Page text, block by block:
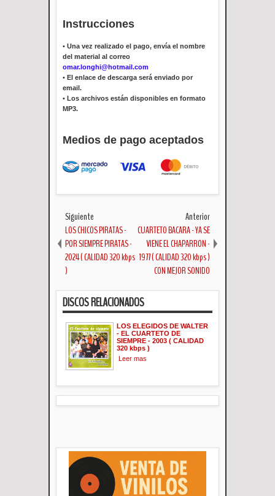
Instrucciones
• Una vez realizado el pago, envía el nombre
del material al correo
omar.longhi@hotmail.com
• El enlace de descarga será enviado por
email.
• Los archivos están disponibles en formato
MP3.
Medios de pago aceptados
Siguiente
LOS CHICOS PIRATAS -
POR SIEMPRE PIRATAS -
2024 ( CALIDAD 320 kbps
)
Anterior
CUARTETO BACARA - YA SE
VIENE EL CHAPARRON -
1977 ( CALIDAD 320 kbps )
CON MEJOR SONIDO
DISCOS RELACIONADOS
LOS ELEGIDOS DE WALTER
- EL CUARTETO DE
SIEMPRE - 2003 ( CALIDAD
320 kbps )
Leer mas